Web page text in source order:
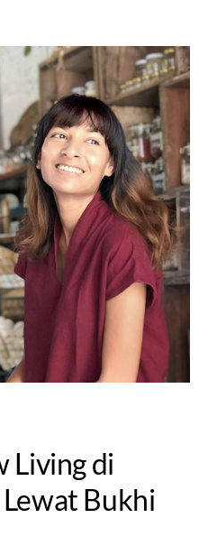
Living di
Bukhi